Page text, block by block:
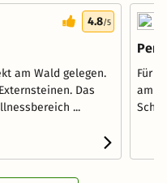
4.8/5
am Wald gelegen.
Das
...
Für
am